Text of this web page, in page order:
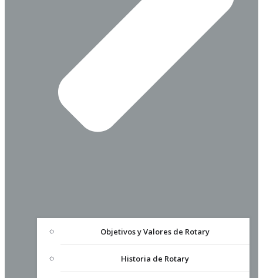
Objetivos y Valores de Rotary
Historia de Rotary